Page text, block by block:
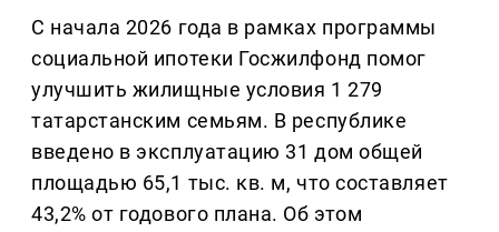
С начала 2026 года в рамках программы
социальной ипотеки Госжилфонд помог
улучшить жилищные условия 1 279
татарстанским семьям. В республике
введено в эксплуатацию 31 дом общей
площадью 65,1 тыс. кв. м, что составляет
43,2% от годового плана. Об этом